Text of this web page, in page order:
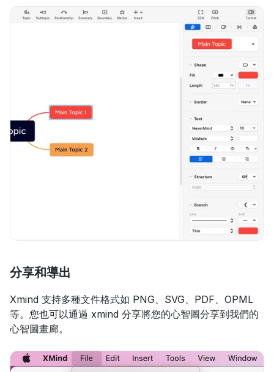
分享和導出
Xmind 支持多種文件格式如 PNG、SVG、PDF、OPML
等。您也可以通過 xmind 分享將您的心智圖分享到我們的
心智圖畫廊。